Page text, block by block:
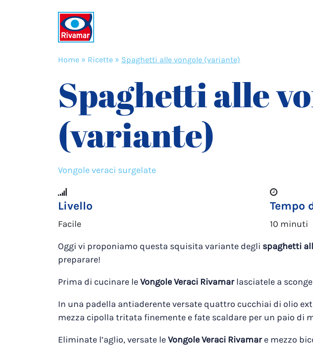
Home » Ricette » Spaghetti alle vongole (variante)
Spaghetti alle
(variante)
Vongole veraci surgelate
Livello
Facile
Tempo
10 minuti
Oggi vi proponiamo questa squisita variante degli spaghetti
preparare!
Prima di cucinare leVongole Veraci Rivamarlasciatele a
In una padella antiaderente versate quattro cucchiai di olio
mezza cipolla tritata finemente e fate scaldare per un paio di
Eliminate l’aglio, versate leVongole Veraci Rivamare mezzo